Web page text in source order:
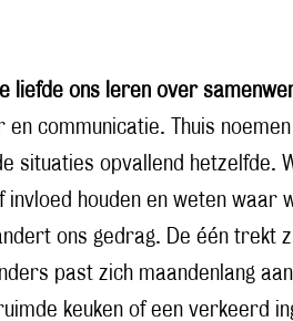
liefde ons leren over
communicatie. Thuis
situaties opvallend hetzelfde.
invloed houden en weten waar
ons gedrag. De één trekt
past zich maandenlang
keuken of een verkeerd